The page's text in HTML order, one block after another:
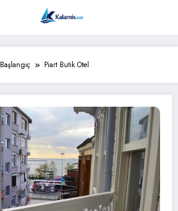
Başlangıç Piart Butik Otel